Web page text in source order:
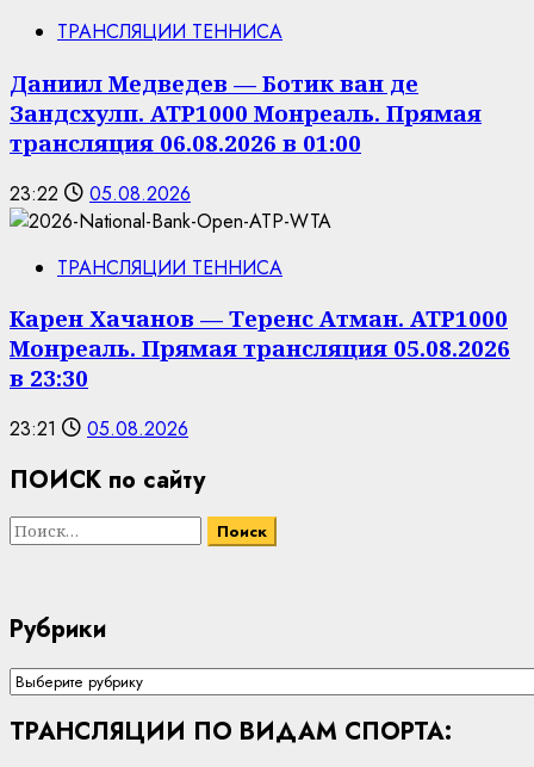
ТРАНСЛЯЦИИ ТЕННИСА
Даниил Медведев — Ботик ван де
Зандсхулп. ATP1000 Монреаль. Прямая
трансляция 06.08.2026 в 01:00
23:22 05.08.2026
ТРАНСЛЯЦИИ ТЕННИСА
Карен Хачанов — Теренс Атман. ATP1000
Монреаль. Прямая трансляция 05.08.2026
в 23:30
23:21 05.08.2026
ПОИСК по сайту
Найти:
Рубрики
Рубрики
ТРАНСЛЯЦИИ ПО ВИДАМ СПОРТА: